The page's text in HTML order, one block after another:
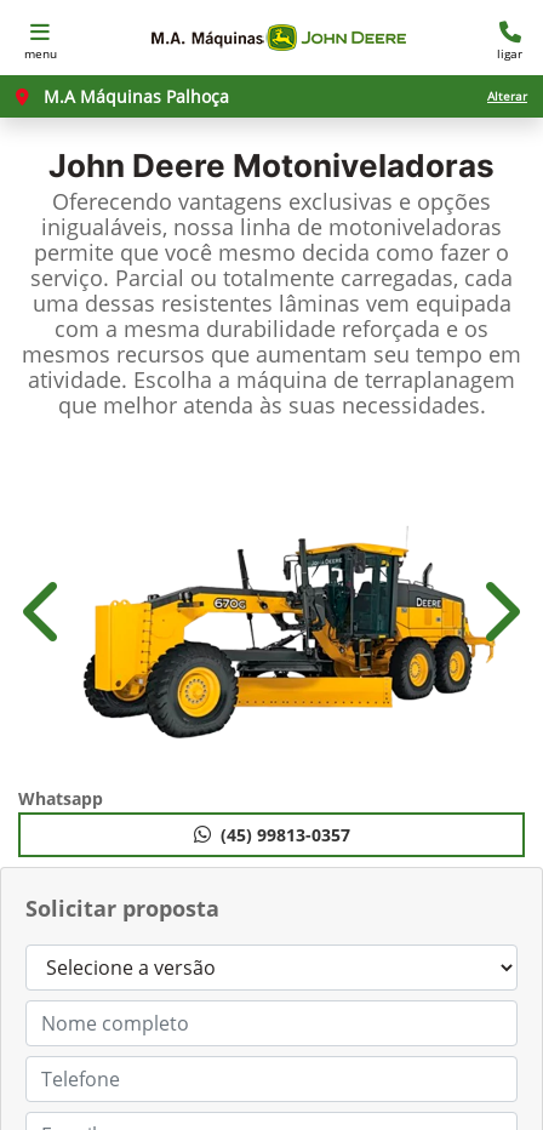
menu ligar
M.A Máquinas Palhoça Alterar
John Deere Motoniveladoras
Oferecendo vantagens exclusivas e opções
inigualáveis, nossa linha de motoniveladoras
permite que você mesmo decida como fazer o
serviço. Parcial ou totalmente carregadas, cada
uma dessas resistentes lâminas vem equipada
com a mesma durabilidade reforçada e os
mesmos recursos que aumentam seu tempo em
atividade. Escolha a máquina de terraplanagem
que melhor atenda às suas necessidades.
Solicitar proposta
Anterior
Whatsapp
(45) 99813-0357